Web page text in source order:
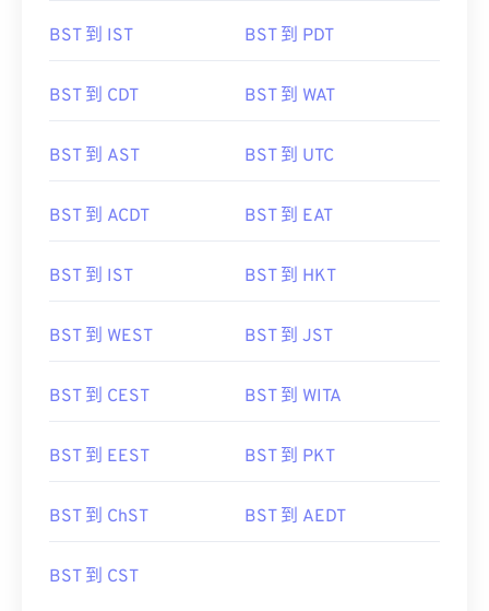
BST 到 IST BST 到 PDT
BST 到 CDT BST 到 WAT
BST 到 AST BST 到 UTC
BST 到 ACDT BST 到 EAT
BST 到 IST BST 到 HKT
BST 到 WEST BST 到 JST
BST 到 CEST BST 到 WITA
BST 到 EEST BST 到 PKT
BST 到 ChST BST 到 AEDT
BST 到 CST